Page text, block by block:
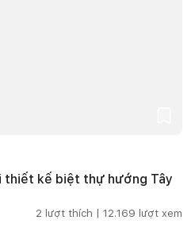
kế biệt thự hướng Tây
2 lượt thích | 12.169 lượt xem